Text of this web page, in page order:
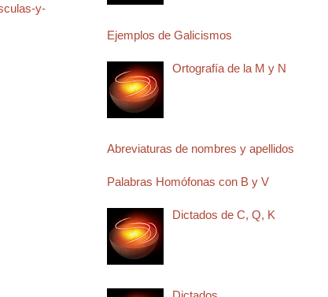
y-
Ejemplos de Galicismos
Ortografía de la M y N
Abreviaturas de nombres y apellidos
Palabras Homófonas con B y V
Dictados de C, Q, K